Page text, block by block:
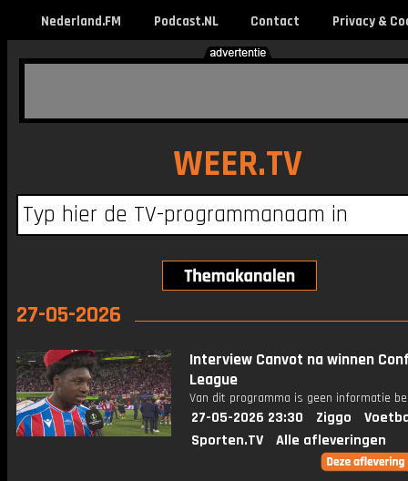
Nederland.FM Podcast.NL Contact Privacy &
WEER.TV
27-05-2026
Interview Canvot na winnen
League
Van dit programma is geen informatie
27-05-2026 23:30 Ziggo
Sporten.TV
Alle afleveringen